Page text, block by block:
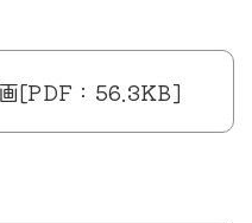
[PDF：56.3KB]